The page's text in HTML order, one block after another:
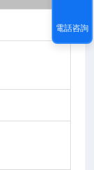
電話咨詢